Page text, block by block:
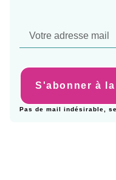
S'abonner à
Pas de mail indésirable,